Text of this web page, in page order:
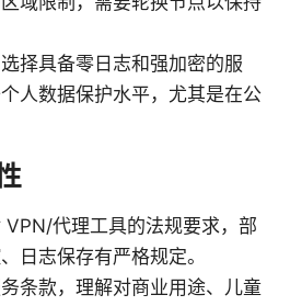
择具备零日志和强加密的服
人数据保护水平，尤其是在公
VPN/代理工具的法规要求，部
日志保存有严格规定。
条款，理解对商业用途、儿童